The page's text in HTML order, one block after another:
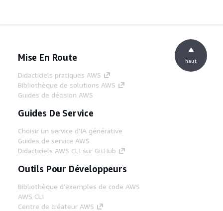
Mise En Route
Didacticiels pratiques AWS
Bibliothèque de solutions AWS
Guides de décision AWS
Guides De Service
Choisir un service d'IA générative
Guides de service AWS
Didacticiels AWS CLI sur GitHub
Outils Pour Développeurs
Bibliothèque d'exemples de code AWS
AWS CLI
Centre de créateur AWS
haut